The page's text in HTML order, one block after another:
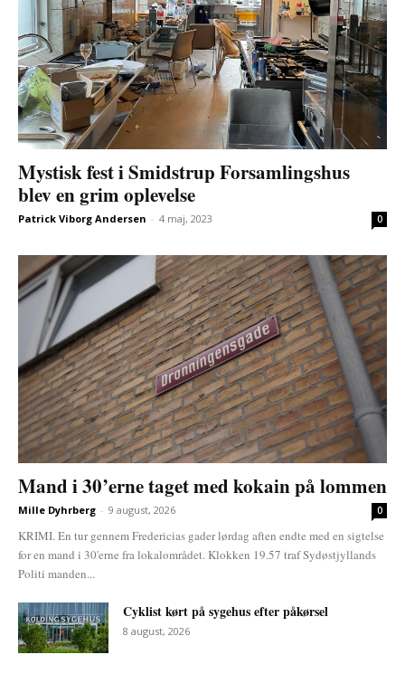
Mystisk fest i Smidstrup Forsamlingshus
blev en grim oplevelse
Patrick Viborg Andersen - 4 maj, 2023 0
Mand i 30’erne taget med kokain på lommen
Mille Dyhrberg - 9 august, 2026 0
KRIMI. En tur gennem Fredericias gader lørdag aften endte med en sigtelse
for en mand i 30'erne fra lokalområdet. Klokken 19.57 traf Sydøstjyllands
Politi manden...
Cyklist kørt på sygehus efter påkørsel
8 august, 2026